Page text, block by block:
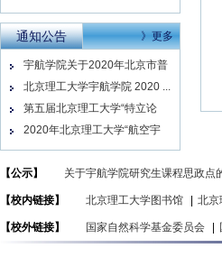
团有...
通知公告 》更多
宇航学院关于2020年北京市普
通...
北京理工大学宇航学院 2020 ...
第五届北京理工大学“特立论
坛”─...
2020年北京理工大学“航空宇
航...
【公示】 关于宇航学院研究生课程思政点
【校内链接】 北京理工大学图书馆 北京
【校外链接】 国家自然科学基金委员会